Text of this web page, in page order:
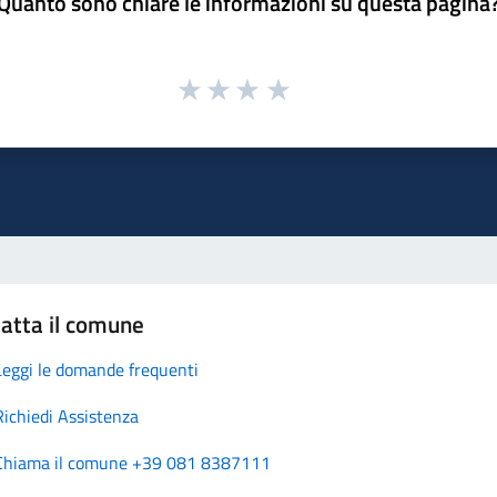
il comune
le domande frequenti
Assistenza
il comune +39 081 8387111